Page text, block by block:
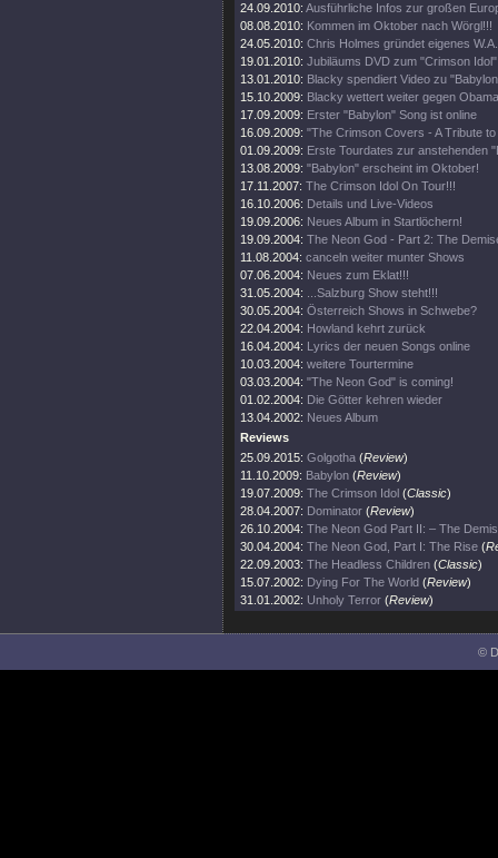
24.09.2010: Ausführliche Infos zur großen
08.08.2010: Kommen im Oktober nach Wörgl!!!
24.05.2010: Chris Holmes gründet eigenes
19.01.2010: Jubiläums DVD zum "Crimson
13.01.2010: Blacky spendiert Video zu
15.10.2009: Blacky wettert weiter gegen
17.09.2009: Erster "Babylon" Song ist online
16.09.2009: "The Crimson Covers - A Tribute to
01.09.2009: Erste Tourdates zur anstehenden
13.08.2009: "Babylon" erscheint im Oktober!
17.11.2007: The Crimson Idol On Tour!!!
16.10.2006: Details und Live-Videos
19.09.2006: Neues Album in Startlöchern!
19.09.2004: The Neon God - Part 2: The
11.08.2004: canceln weiter munter Shows
07.06.2004: Neues zum Eklat!!!
31.05.2004:
...Salzburg Show steht!!!
30.05.2004: Österreich Shows in Schwebe?
22.04.2004: Howland kehrt zurück
16.04.2004: Lyrics der neuen Songs online
10.03.2004: weitere Tourtermine
03.03.2004: "The Neon God" is coming!
01.02.2004: Die Götter kehren wieder
13.04.2002: Neues Album
Reviews
25.09.2015: Golgotha (Review)
11.10.2009: Babylon (Review)
19.07.2009: The Crimson Idol (Classic)
28.04.2007: Dominator (Review)
26.10.2004: The Neon God Part II: – The
30.04.2004: The Neon God, Part I: The Rise (
22.09.2003: The Headless Children (Classic)
15.07.2002: Dying For The World (Review)
31.01.2002: Unholy Terror (Review)
©